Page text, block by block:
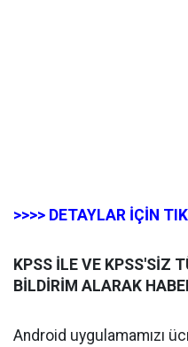
>>>> DETAYLAR İÇİN
KPSS İLE VE KPSS'SİZ
BİLDİRİM ALARAK
Android uygulamamızı